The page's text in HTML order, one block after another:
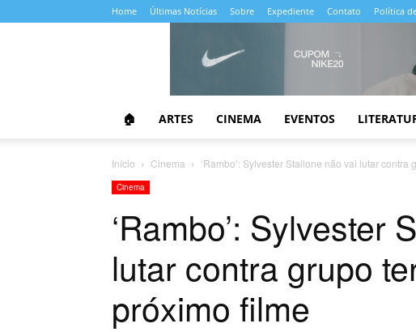
Home Últimas Notícias Sobre Expediente Contato Política
🏠 ARTES CINEMA EVENTOS
Início Cinema ‘Rambo’: Sylvester Stallone não vai lutar
Cinema
‘Rambo’: Sylvester
lutar contra grupo
próximo filme